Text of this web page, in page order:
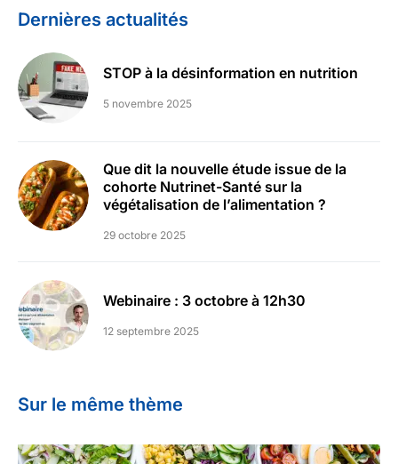
Dernières actualités
STOP à la désinformation en nutrition
5 novembre 2025
Que dit la nouvelle étude issue de la
cohorte Nutrinet-Santé sur la
végétalisation de l’alimentation ?
29 octobre 2025
Webinaire : 3 octobre à 12h30
12 septembre 2025
Sur le même thème